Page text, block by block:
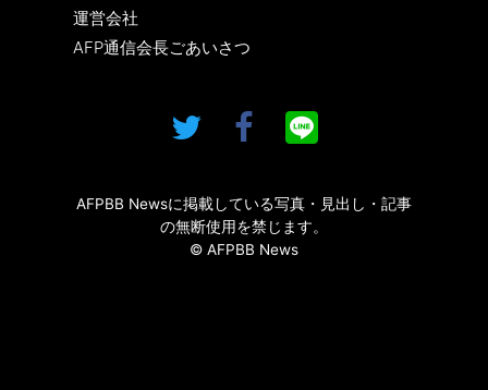
運営会社
AFP通信会長ごあいさつ
AFPBB Newsに掲載している写真・見出し・記事
の無断使用を禁じます。
© AFPBB News